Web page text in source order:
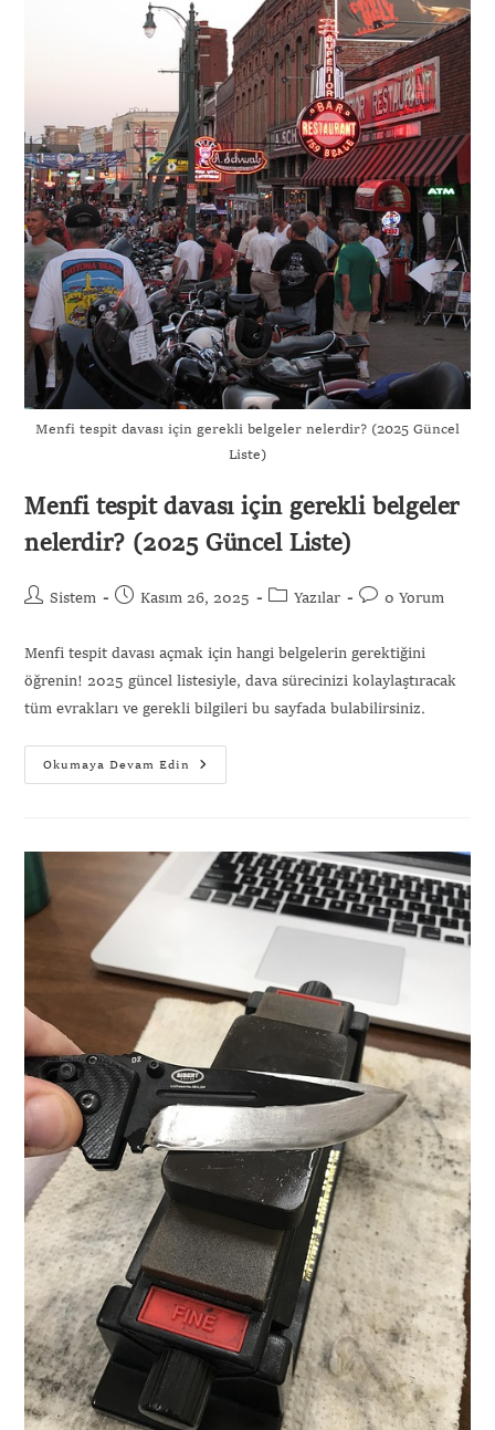
Menfi tespit davası için gerekli belgeler nelerdir? (2025 Güncel
Liste)
Menfi tespit davası için gerekli belgeler
nelerdir? (2025 Güncel Liste)
Sistem Kasım 26, 2025 Yazılar 0 Yorum
Menfi tespit davası açmak için hangi belgelerin gerektiğini
öğrenin! 2025 güncel listesiyle, dava sürecinizi kolaylaştıracak
tüm evrakları ve gerekli bilgileri bu sayfada bulabilirsiniz.
Okumaya Devam Edin